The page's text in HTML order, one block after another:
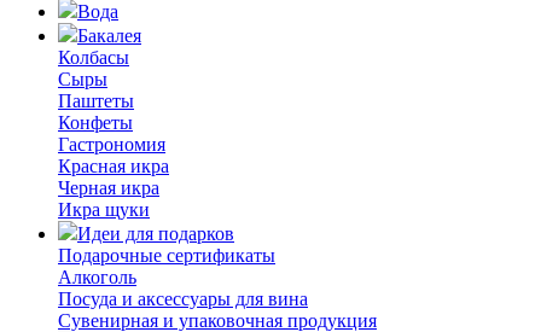
Вода
Бакалея
Колбасы
Сыры
Паштеты
Конфеты
Гастрономия
Красная икра
Черная икра
Икра щуки
Идеи для подарков
Подарочные сертификаты
Алкоголь
Посуда и аксессуары для вина
Сувенирная и упаковочная продукция